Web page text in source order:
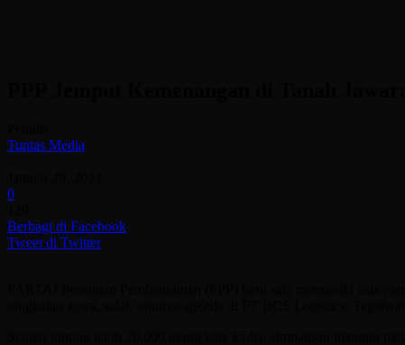
Tuntas Media
0
Berbagi di Facebook
Tweet di Twitter